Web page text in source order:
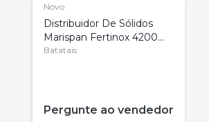
Novo
Distribuidor De Sólidos
Marispan Fertinox 4200
Citrus
Batatais
Pergunte ao vendedor